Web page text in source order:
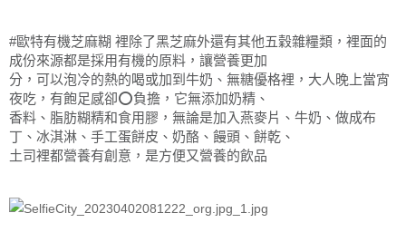
#歐特有機芝麻糊 裡除了黑芝麻外還有其他五穀雜糧類，裡面的
成份來源都是採用有機的原料，讓營養更加
分，可以泡冷的熱的喝或加到牛奶、無糖優格裡，大人晚上當宵
夜吃，有飽足感卻⭕️負擔，它無添加奶精、
香料、脂肪糊精和食用膠，無論是加入燕麥片、牛奶、做成布
丁、冰淇淋、手工蛋餅皮、奶酪、饅頭、餅乾、
土司裡都營養有創意，是方便又營養的飲品